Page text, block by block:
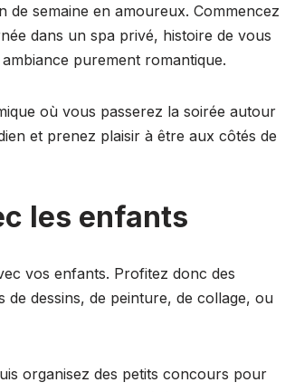
de semaine en amoureux. Commencez
dans un spa privé, histoire de vous
purement romantique.
où vous passerez la soirée autour
et prenez plaisir à être aux côtés de
les enfants
vos enfants. Profitez donc des
de dessins, de peinture, de collage, ou
organisez des petits concours pour